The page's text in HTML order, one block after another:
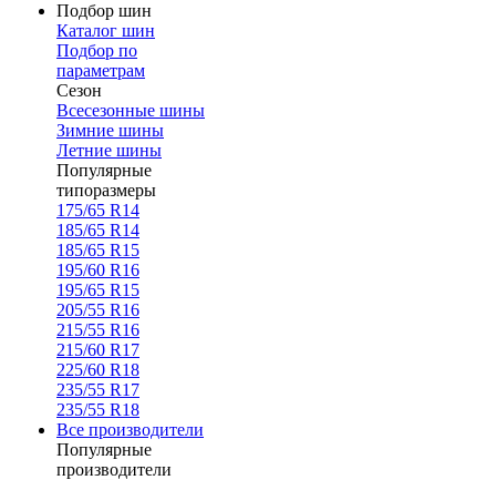
Подбор шин
Каталог шин
Подбор по
параметрам
Сезон
Всесезонные шины
Зимние шины
Летние шины
Популярные
типоразмеры
175/65 R14
185/65 R14
185/65 R15
195/60 R16
195/65 R15
205/55 R16
215/55 R16
215/60 R17
225/60 R18
235/55 R17
235/55 R18
Все производители
Популярные
производители